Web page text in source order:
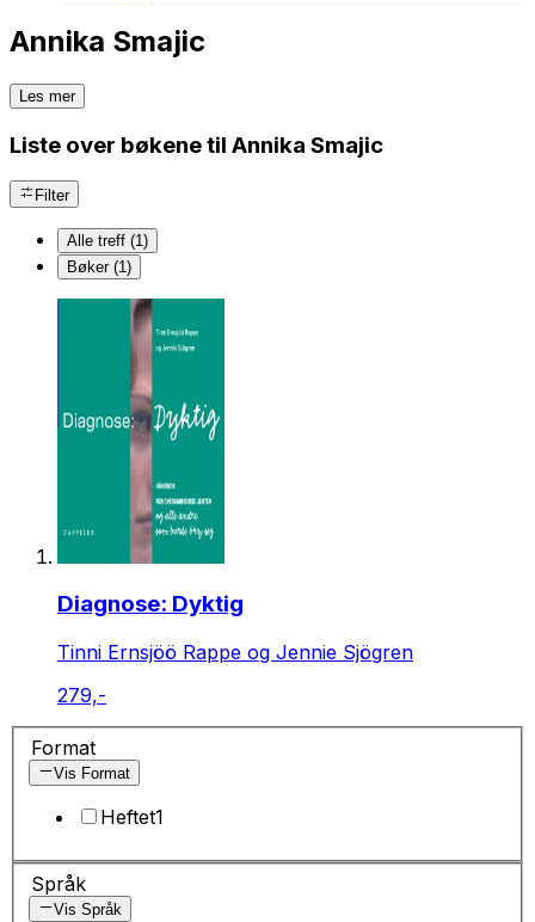
Annika Smajic
Les mer
Liste over bøkene til Annika Smajic
Filter
Alle treff (1)
Bøker (1)
Diagnose: Dyktig
Tinni Ernsjöö Rappe og Jennie Sjögren
279,-
Format
Vis Format
Heftet1
Språk
Vis Språk